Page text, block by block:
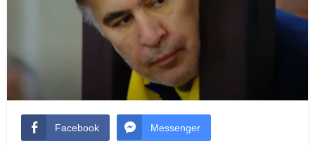
Facebook Messenger